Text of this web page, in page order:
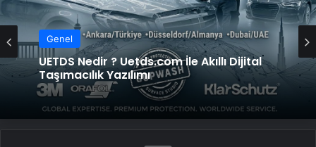
Genel
UETDS Nedir ? Uetds.com İle Akıllı Dijital
Taşımacılık Yazılımı